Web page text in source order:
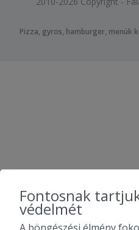
Pizza, gyros, hamburger, menük
Fontosnak
védelmét